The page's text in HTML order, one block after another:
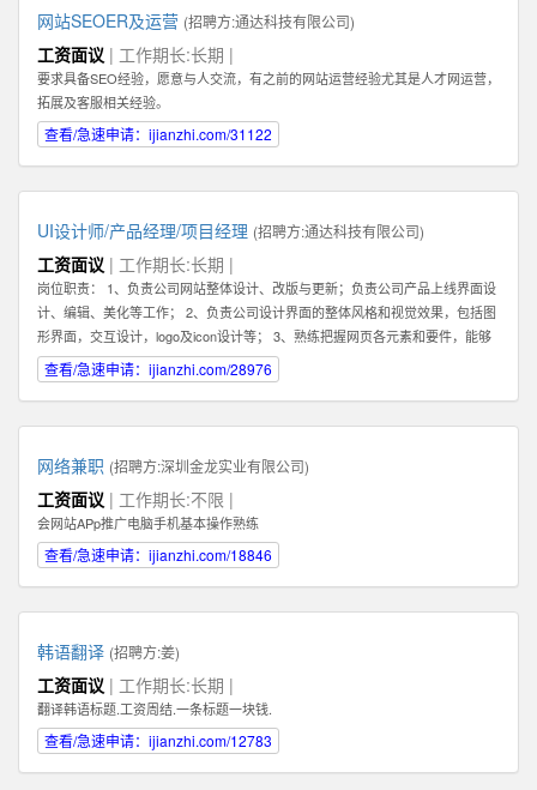
立长期关系的员工，因此我们希望你也能长期，稳定地在公司发展。你会发现公
司是一个非常大的平台--我们在北京，深圳，香港，韩国都有业务。所以公司会
给你很好的施展空间，因此我们需要你能长期地在公司不断进步！ 3：你必须具
备一种素质。那就是会坚持，坚持，坚持，永不放弃。你必须了解你和客户的关
系是长期的，所以为了建立这种长期稳定的关系，你在一开始的时候要具备百折
不挠，坚持不懈的素质，这样才能逐步取得双方的信任。 4：除了热爱销售，你
大幅提高管理客户的效率和经营业绩。我们希望你具备这种科学化管理的能力。
有这种能力的人才还可以在将来发展成为销售经理，管理一个业务团队。 6：必
须热爱学习，尤其是要对一个特点行业有兴趣，并愿意深入了解一个行业，掌握
关于该行业的专业知识，这样才能真正服务好你的客户。目前我们希望能够找到
对于创业尤其是互联网创业领域有浓厚兴趣或相关经验的人才。 如果你有激
情，有梦想，并对网络销售充满热爱，愿意接受挑战，也能熟悉使用电脑，QQ
等网络工具，那么不论你的学历如何，专业是什么，这些都不重要。我们都欢迎
网站SEOER及运营 (招聘方:通达科技有限公司)
工资面议 | 工作期长:长期 |
要求具备SEO经验，愿意与人交流，有之前的网站运营经验尤其是人才网运营，
拓展及客服相关经验。
查看/急速申请：ijianzhi.com/31122
UI设计师/产品经理/项目经理 (招聘方:通达科技有限公司)
工资面议 | 工作期长:长期 |
岗位职责： 1、负责公司网站整体设计、改版与更新；负责公司产品上线界面设
计、编辑、美化等工作； 2、负责公司设计界面的整体风格和视觉效果，包括图
形界面，交互设计，logo及icon设计等； 3、熟练把握网页各元素和要件，能够
独立进行网站美工布局的设计； 4、不断完善和熟悉，负责网站整体架构的设计
和网站风格的把握，界面的视觉规划与创意设计工作； 5、认真做好各类信息和
材； 6、负责公司产品包括网页和手机应用程序等的人机交互界面设计，提高用
户使用体验； 7、根据项目具体要求解决各类UI设计和优化问题。 职位要求：
1、一年以上相关专业工作经验。 2、熟练使用设计工具如Photoshop，
Illustrator，Flash等；掌握HTML，XHTML，CSS，XML，JavaScrip等常用语言
软件。 3、具有丰富的视觉创作经验和独到的审美修养 4、具备优秀的网站整体
策划、设计能力,有丰富的网页设计经验.
查看/急速申请：ijianzhi.com/28976
网络兼职 (招聘方:深圳金龙实业有限公司)
工资面议 | 工作期长:不限 |
会网站APp推广电脑手机基本操作熟练
查看/急速申请：ijianzhi.com/18846
韩语翻译 (招聘方:姜)
工资面议 | 工作期长:长期 |
翻译韩语标题.工资周结.一条标题一块钱.
查看/急速申请：ijianzhi.com/12783